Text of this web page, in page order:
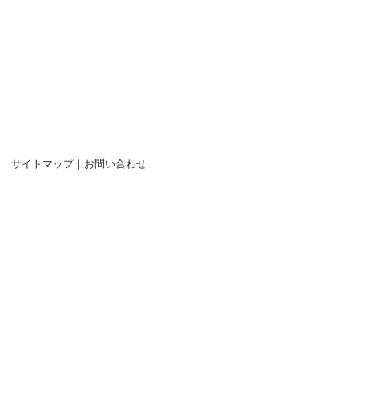
｜ サイトマップ｜ お問い合わせ